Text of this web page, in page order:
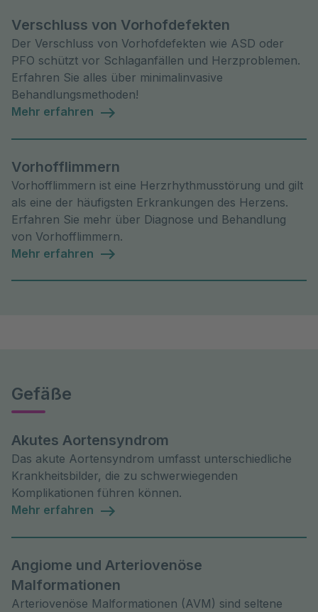
Verschluss von Vorhofdefekten
Der Verschluss von Vorhofdefekten wie ASD oder
PFO schützt vor Schlaganfällen und Herzproblemen.
Erfahren Sie alles über minimalinvasive
Behandlungsmethoden!
Mehr erfahren
Vorhofflimmern
Vorhofflimmern ist eine Herzrhythmusstörung und gilt
als eine der häufigsten Erkrankungen des Herzens.
Erfahren Sie mehr über Diagnose und Behandlung
von Vorhofflimmern.
Mehr erfahren
Gefäße
Akutes Aortensyndrom
Das akute Aortensyndrom umfasst unterschiedliche
Krankheitsbilder, die zu schwerwiegenden
Komplikationen führen können.
Mehr erfahren
Angiome und Arteriovenöse
Malformationen
Arteriovenöse Malformationen (AVM) sind seltene